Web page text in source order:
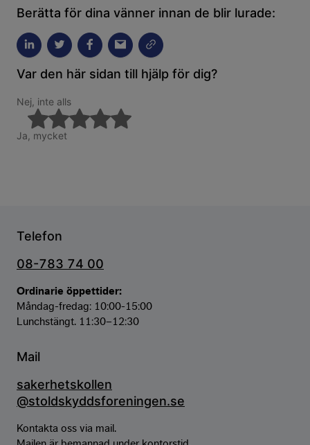
Berätta för dina vänner innan de blir lurade:
Var den här sidan till hjälp för dig?
Nej, inte alls
Ja, mycket
Telefon
08-783 74 00
Ordinarie öppettider:
Måndag-fredag: 10:00-15:00
Lunchstängt. 11:30–12:30
Mail
sakerhetskollen
@stoldskyddsforeningen.se
Kontakta oss via mail.